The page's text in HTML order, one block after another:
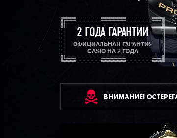
2 ГОДА ГАРАНТИИ
ОФИЦИАЛЬНАЯ ГАРАНТИЯ
CASIO НА 2 ГОДА
ВНИМАНИЕ!